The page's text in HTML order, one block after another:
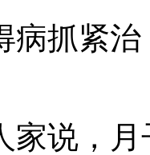
病抓紧
家说，